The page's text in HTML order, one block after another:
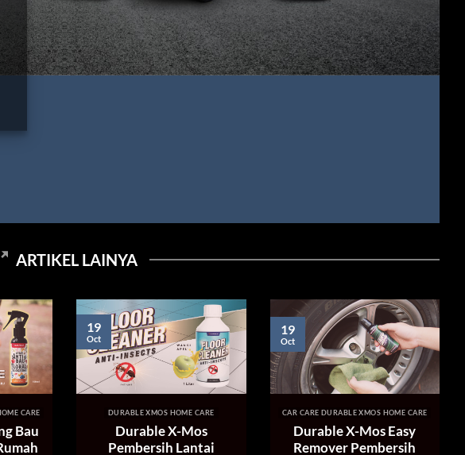
DURABLE XMOS HOME CARE
Durable X-Mos
READ MORE
CAR CARE DURABLE XMOS HOME CARE
Durable X-Mos Easy
Crhome Karat Stainless
Mobil & Rumah